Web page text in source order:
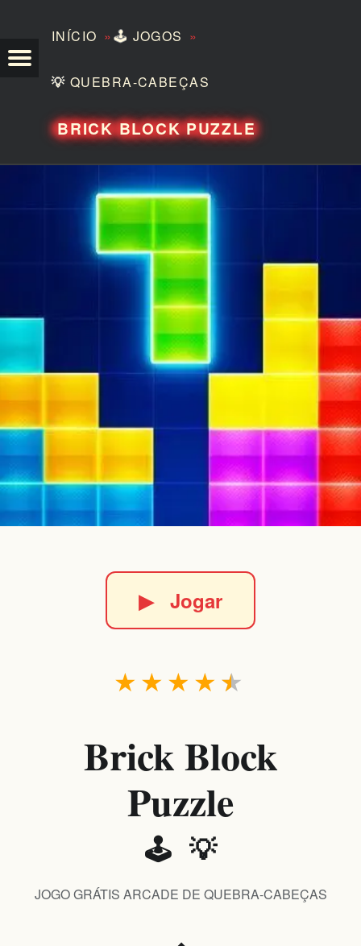
INÍCIO »🕹️ JOGOS »
💡 QUEBRA-CABEÇAS
BRICK BLOCK PUZZLE
▶Jogar
★
★
★
★
★
Brick Block
Puzzle
🕹️ 💡
JOGO GRÁTIS ARCADE DE QUEBRA-CABEÇAS